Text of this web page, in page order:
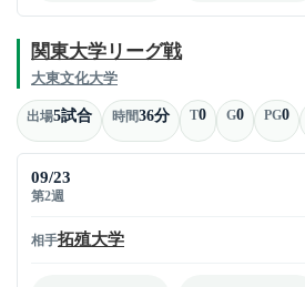
関東大学リーグ戦
大東文化大学
出場5試合 時間36分 T0 G0 PG0
09/23
第2週
相手拓殖大学